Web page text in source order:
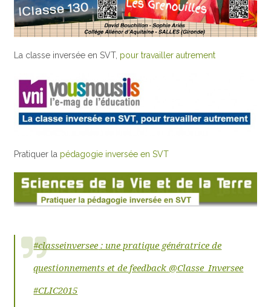
La classe inversée en SVT, pour travailler autrement
Pratiquer la pédagogie inversée en SVT
#classeinversee : une pratique génératrice de
questionnements et de feedback @Classe_Inversee
#CLIC2015